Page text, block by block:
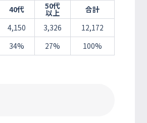
40代 50代
以上
合計
4,150 3,326
12,172
34% 27% 100%